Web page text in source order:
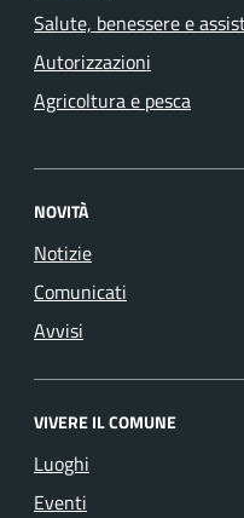
Salute, benessere e
Autorizzazioni
Agricoltura e pesca
NOVITÀ
Notizie
Comunicati
Avvisi
VIVERE IL COMUNE
Luoghi
Eventi